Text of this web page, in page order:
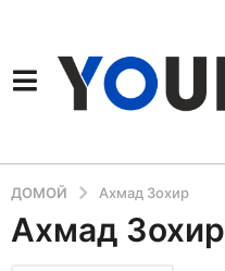
ДОМОЙ Ахмад Зохир
Ахмад Зохир